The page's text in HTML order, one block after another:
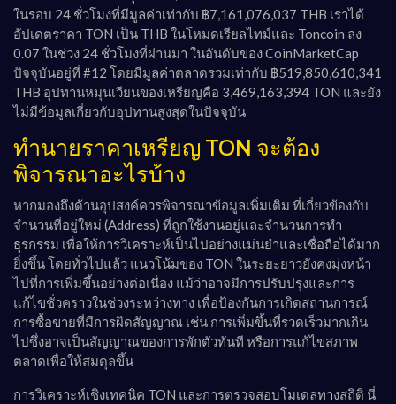
ในรอบ 24 ชั่วโมงที่มีมูลค่าเท่ากับ ฿7,161,076,037 THB เราได้
อัปเดตราคา TON เป็น THB ในโหมดเรียลไทม์และ Toncoin ลง
0.07 ในช่วง 24 ชั่วโมงที่ผ่านมา ในอันดับของ CoinMarketCap
ปัจจุบันอยู่ที่ #12 โดยมีมูลค่าตลาดรวมเท่ากับ ฿519,850,610,341
THB อุปทานหมุนเวียนของเหรียญคือ 3,469,163,394 TON และยัง
ไม่มีข้อมูลเกี่ยวกับอุปทานสูงสุดในปัจจุบัน
ทำนายราคาเหรียญ TON จะต้อง
พิจารณาอะไรบ้าง
หากมองถึงด้านอุปสงค์ควรพิจารณาข้อมูลเพิ่มเติม ที่เกี่ยวข้องกับ
จำนวนที่อยู่ใหม่ (Address) ที่ถูกใช้งานอยู่และจำนวนการทำ
ธุรกรรม เพื่อให้การวิเคราะห์เป็นไปอย่างแม่นยำและเชื่อถือได้มาก
ยิ่งขึ้น โดยทั่วไปแล้ว แนวโน้มของ TON ในระยะยาวยังคงมุ่งหน้า
ไปที่การเพิ่มขึ้นอย่างต่อเนื่อง แม้ว่าอาจมีการปรับปรุงและการ
แก้ไขชั่วคราวในช่วงระหว่างทาง เพื่อป้องกันการเกิดสถานการณ์
การซื้อขายที่มีการผิดสัญญาณ เช่น การเพิ่มขึ้นที่รวดเร็วมากเกิน
ไปซึ่งอาจเป็นสัญญาณของการพักตัวทันที หรือการแก้ไขสภาพ
ตลาดเพื่อให้สมดุลขึ้น
การวิเคราะห์เชิงเทคนิค TON และการตรวจสอบโมเดลทางสถิติ นี่